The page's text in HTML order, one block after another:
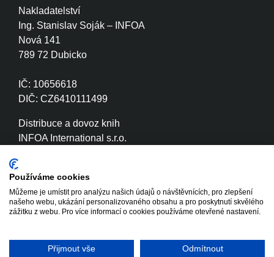
Nakladatelství
Ing. Stanislav Soják – INFOA
Nová 141
789 72 Dubicko
IČ: 10656618
DIČ: CZ6410111499
Distribuce a dovoz knih
INFOA International s.r.o.
IČ: 26870886
DIČ: CZ26870886
Používáme cookies
Můžeme je umístit pro analýzu našich údajů o návštěvnících, pro zlepšení
našeho webu, ukázání personalizovaného obsahu a pro poskytnutí skvělého
zážitku z webu. Pro více informací o cookies používáme otevřené nastavení.
Přijmout vše Odmítnout